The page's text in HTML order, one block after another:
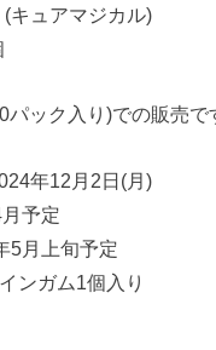
キュアマジカル)
ック入り)での販売で
年12月2日(月)
予定
5月上旬予定
ンガム1個入り